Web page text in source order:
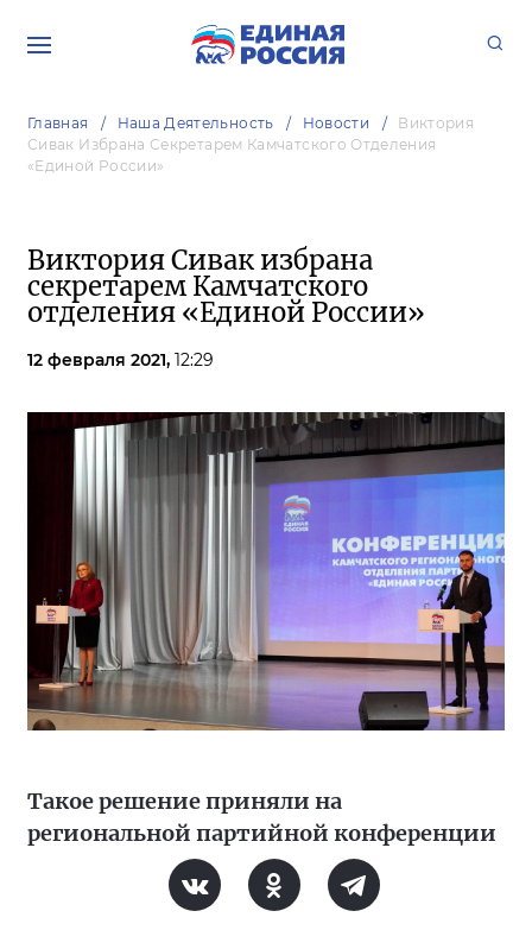
Главная Наша Деятельность Новости
Виктория
Сивак Избрана Секретарем Камчатского Отделения
«Единой России»
Виктория Сивак избрана
секретарем Камчатского
отделения «Единой России»
12 февраля 2021, 12:29
Такое решение приняли на
региональной партийной конференции